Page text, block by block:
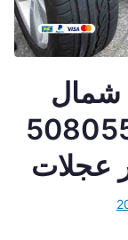
شمال
50805535
عجلات